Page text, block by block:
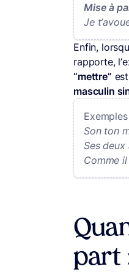
Mise à
Je
Enfin,
rapporte,
“mettre”
masculin
Son ton
Ses deux
Comme
part